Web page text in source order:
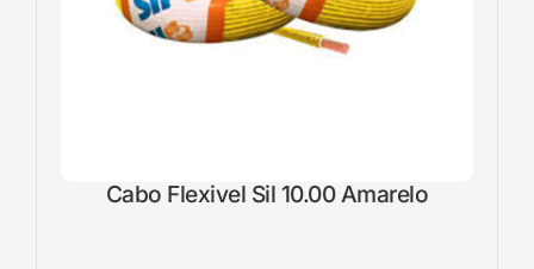
Cabo Flexivel Sil 10.00 Amarelo